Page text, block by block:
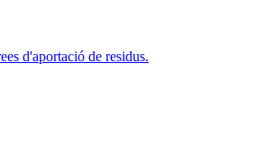
d'aportació de residus.